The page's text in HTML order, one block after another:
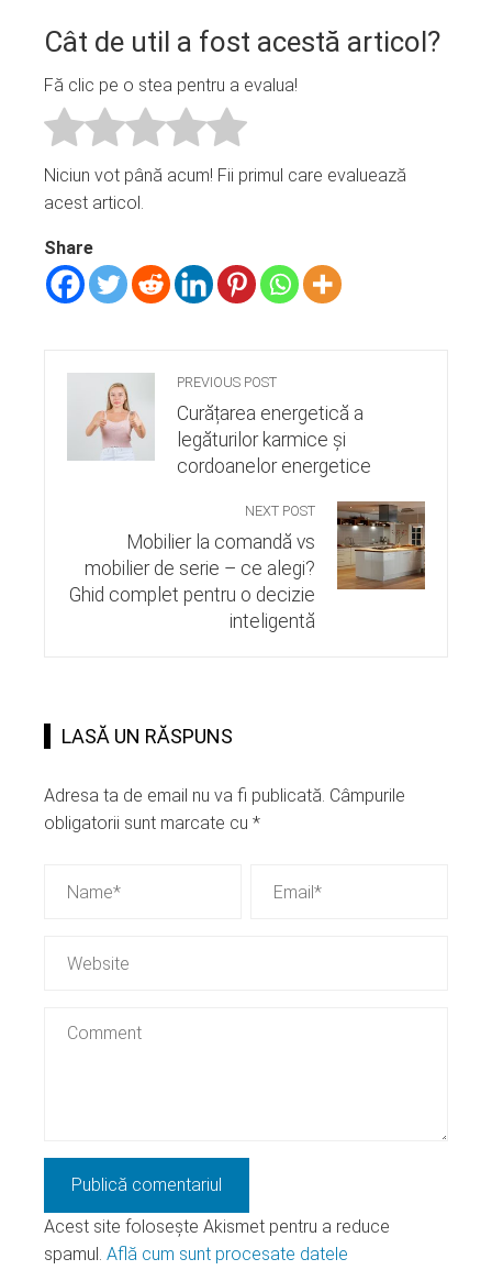
Cât de util a fost acestă articol?
Fă clic pe o stea pentru a evalua!
Niciun vot până acum! Fii primul care evaluează
acest articol.
Share
PREVIOUS POST
Curățarea energetică a
legăturilor karmice și
cordoanelor energetice
NEXT POST
Mobilier la comandă vs
mobilier de serie – ce alegi?
Ghid complet pentru o decizie
inteligentă
LASĂ UN RĂSPUNS
Adresa ta de email nu va fi publicată. Câmpurile
obligatorii sunt marcate cu *
Acest site folosește Akismet pentru a reduce
spamul. Află cum sunt procesate datele